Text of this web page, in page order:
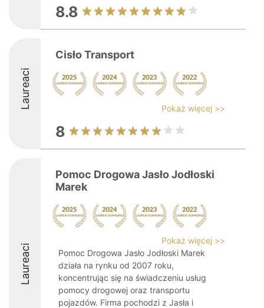
8.8
Laureaci
Cisło Transport
Pokaż więcej >>
8
Laureaci
Pomoc Drogowa Jasło Jodłoski
Marek
Pokaż więcej >>
Pomoc Drogowa Jasło Jodłoski Marek
działa na rynku od 2007 roku,
koncentrując się na świadczeniu usług
pomocy drogowej oraz transportu
pojazdów. Firma pochodzi z Jasła i